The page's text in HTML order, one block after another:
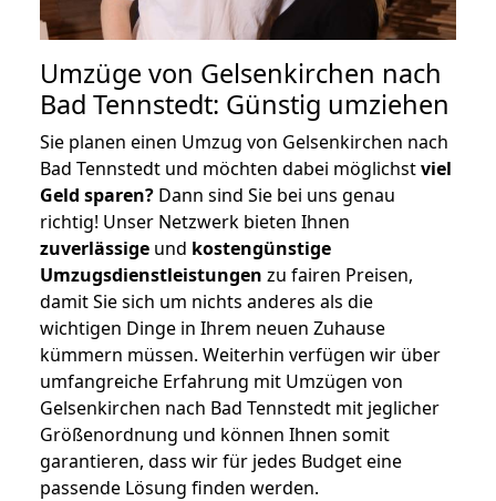
Umzüge von Gelsenkirchen nach
Bad Tennstedt: Günstig umziehen
Sie planen einen Umzug von Gelsenkirchen nach
Bad Tennstedt und möchten dabei möglichstviel
Geld sparen? Dann sind Sie bei uns genau
richtig! Unser Netzwerk bieten Ihnen
zuverlässige und kostengünstige
Umzugsdienstleistungen zu fairen Preisen,
damit Sie sich um nichts anderes als die
wichtigen Dinge in Ihrem neuen Zuhause
kümmern müssen. Weiterhin verfügen wir über
umfangreiche Erfahrung mit Umzügen von
Gelsenkirchen nach Bad Tennstedt mit jeglicher
Größenordnung und können Ihnen somit
garantieren, dass wir für jedes Budget eine
passende Lösung finden werden.